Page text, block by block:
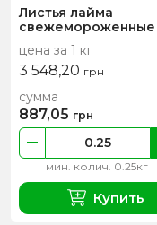
Листья лайма
свежемороженные
цена за 1 кг
3 548,20 грн
мин. колич. 0.25кг
сумма
887,05 грн
Купить